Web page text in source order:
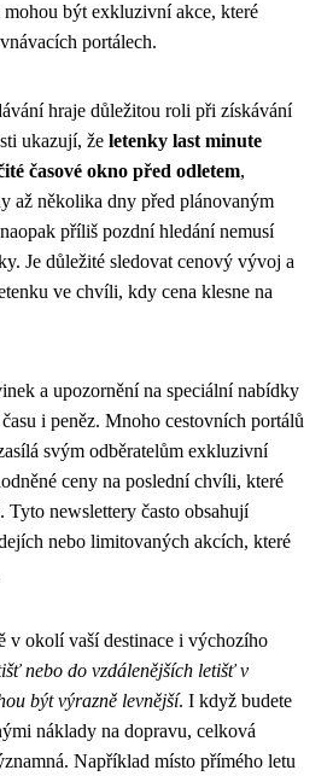
mohou být exkluzivní akce, které
portálech.
hraje důležitou roli při získávání
ukazují, že letenky last minute
časové okno před odletem,
až několika dny před plánovaným
příliš pozdní hledání nemusí
Je důležité sledovat cenový vývoj a
ve chvíli, kdy cena klesne na
a upozornění na speciální nabídky
i peněz. Mnoho cestovních portálů
svým odběratelům exkluzivní
ceny na poslední chvíli, které
Tyto newslettery často obsahují
nebo limitovaných akcích, které
v okolí vaší destinace i výchozího
nebo do vzdálenějších letišť v
být výrazně levnější. I když budete
náklady na dopravu, celková
Například místo přímého letu